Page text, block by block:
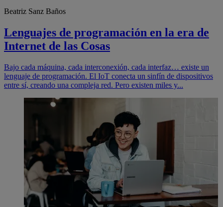
Beatriz Sanz Baños
Lenguajes de programación en la era de
Internet de las Cosas
Bajo cada máquina, cada interconexión, cada interfaz… existe un
lenguaje de programación. El IoT conecta un sinfín de dispositivos
entre sí, creando una compleja red. Pero existen miles y...